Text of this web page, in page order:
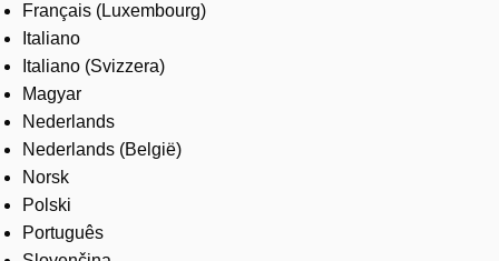
Français (Luxembourg)
Italiano
Italiano (Svizzera)
Magyar
Nederlands
Nederlands (België)
Norsk
Polski
Português